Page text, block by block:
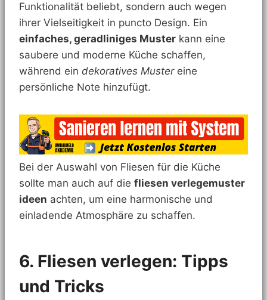
Funktionalität beliebt, sondern auch wegen
ihrer Vielseitigkeit in puncto Design. Ein
einfaches, geradliniges Muster kann eine
saubere und moderne Küche schaffen,
während ein dekoratives Mustereine
persönliche Note hinzufügt.
Bei der Auswahl von Fliesen für die Küche
sollte man auch auf die fliesen verlegemuster
ideen achten, um eine harmonische und
einladende Atmosphäre zu schaffen.
6. Fliesen verlegen: Tipps
und Tricks